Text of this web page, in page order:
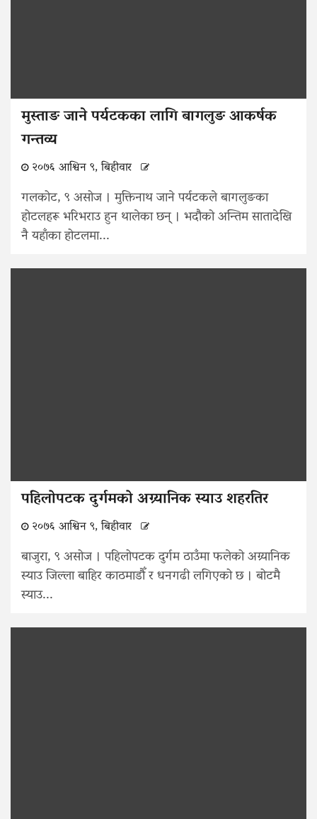
मुस्ताङ जाने पर्यटकका लागि बागलुङ आकर्षक
गन्तव्य
२०७६ आश्विन ९, बिहीवार
गलकोट, ९ असोज । मुक्तिनाथ जाने पर्यटकले बागलुङका
होटलहरू भरिभराउ हुन थालेका छन् । भदौको अन्तिम सातादेखि
नै यहाँका होटलमा...
पहिलोपटक दुर्गमको अग्र्यानिक स्याउ शहरतिर
२०७६ आश्विन ९, बिहीवार
बाजुरा, ९ असोज । पहिलोपटक दुर्गम ठाउँमा फलेको अग्र्यानिक
स्याउ जिल्ला बाहिर काठमाडौँ र धनगढी लगिएको छ । बोटमै
स्याउ...